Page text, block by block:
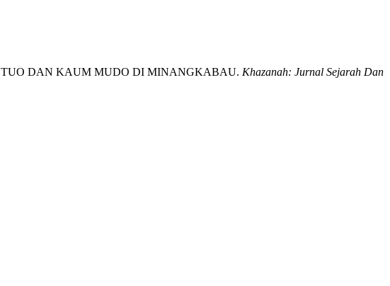
DAN KAUM MUDO DI MINANGKABAU. Khazanah: Jurnal Sejarah Dan